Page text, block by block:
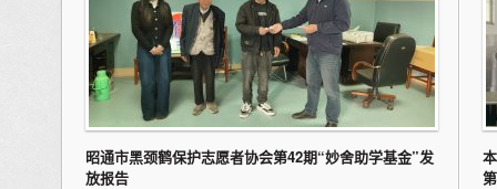
昭通市黑颈鹤保护志愿者协会第42期“妙舍助学基金”发
放报告